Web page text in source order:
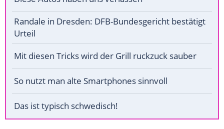
Randale in Dresden: DFB-Bundesgericht bestätigt
Urteil
Mit diesen Tricks wird der Grill ruckzuck sauber
So nutzt man alte Smartphones sinnvoll
Das ist typisch schwedisch!